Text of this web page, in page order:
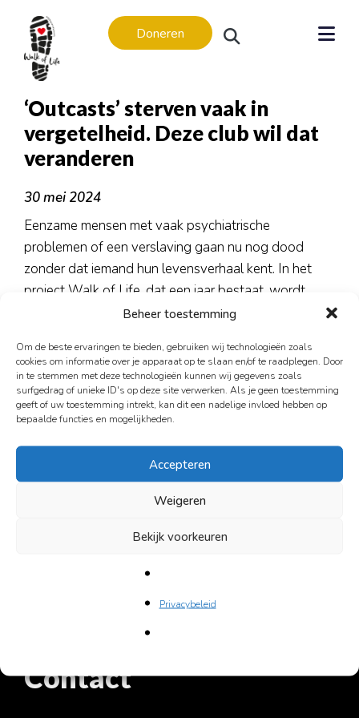
Beheer toestemming
Om de beste ervaringen te bieden, gebruiken wij technologieën zoals
cookies om informatie over je apparaat op te slaan en/of te raadplegen. Door
in te stemmen met deze technologieën kunnen wij gegevens zoals
surfgedrag of unieke ID's op deze site verwerken. Als je geen toestemming
geeft of uw toestemming intrekt, kan dit een nadelige invloed hebben op
bepaalde functies en mogelijkheden.
Accepteren
Weigeren
Bekijk voorkeuren
Privacybeleid
Levensverhalen
Levensverhalen
In memoriam
Regio’s
Amsterdam
Haarlem
Leiden
Nijmegen
Aannamebeleid
Jaarverslagen
Doneren
‘Outcasts’ sterven vaak in
vergetelheid. Deze club wil dat
veranderen
30 mei 2024
Eenzame mensen met vaak psychiatrische
problemen of een verslaving gaan nu nog dood
zonder dat iemand hun levensverhaal kent. In het
project Walk of Life, dat een jaar bestaat, wordt
daarom in verschillende steden hun ‘sociaal
Lees verder op de website van Trouw
Contact